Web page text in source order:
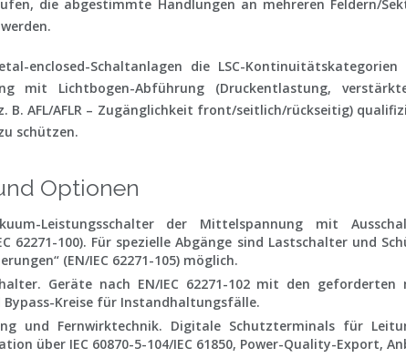
die abgestimmte Handlungen an mehreren Feldern/
enclosed-Schaltanlagen die LSC-Kontinuitätskategorien
mit Lichtbogen-Abführung (Druckentlastung, verstärkte
B. AFL/AFLR – Zugänglichkeit front/seitlich/rückseitig)
schützen.
Optionen
Leistungsschalter der Mittelspannung mit
62271-100). Für spezielle Abgänge sind Lastschalter und
(EN/IEC 62271-105) möglich.
Geräte nach EN/IEC 62271-102mit den geforderten
Kreise für Instandhaltungsfälle.
und Fernwirktechnik. Digitale Schutzterminals für
über IEC 60870-5-104/IEC 61850, Power-Quality-Export,